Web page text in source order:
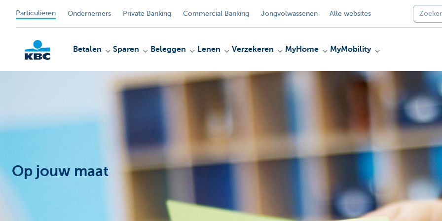
Particulieren Ondernemers Private Banking Commercial Banking Jongvolwassenen Alle websites
Betalen Sparen Beleggen Lenen Verzekeren MyHome MyMobility
Op jouw maat